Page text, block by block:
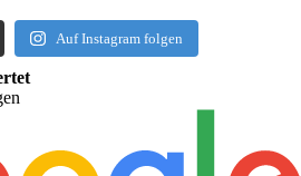
Auf Instagram folgen